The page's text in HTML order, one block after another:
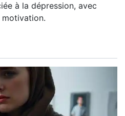
à la dépression, avec
motivation.